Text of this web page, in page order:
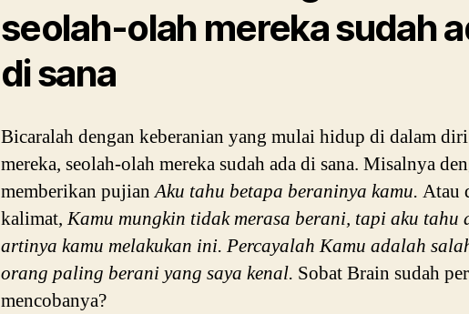
seolah-olah mereka sudah
di sana
Bicaralah dengan keberanian yang mulai hidup di dalam diri
mereka, seolah-olah mereka sudah ada di sana. Misalnya
memberikan pujianAku tahu betapa beraninya kamu. Atau
kalimat,Kamu mungkin tidak merasa berani, tapi aku tahu
artinya kamu melakukan ini. PercayalahKamu adalah
orang paling berani yang saya kenal. Sobat Brain sudah
mencobanya?